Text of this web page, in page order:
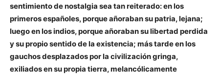
sentimiento de nostalgia sea tan reiterado: en los
primeros españoles, porque añoraban su patria, lejana;
luego en los indios, porque añoraban su libertad perdida
y su propio sentido de la existencia; más tarde en los
gauchos desplazados por la civilización gringa,
exiliados en su propia tierra, melancólicamente